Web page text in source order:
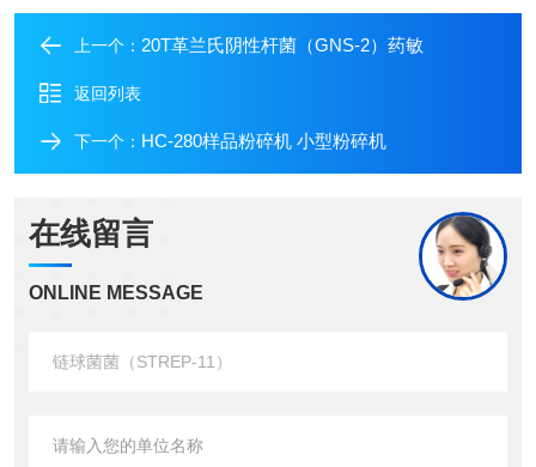
上一个： 20T革兰氏阴性杆菌（GNS-2）药敏
返回列表
下一个： HC-280样品粉碎机 小型粉碎机
在线留言
ONLINE MESSAGE